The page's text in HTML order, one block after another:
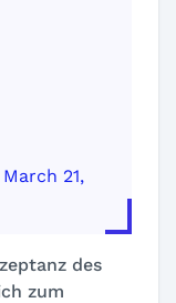
March 21,
des
zum